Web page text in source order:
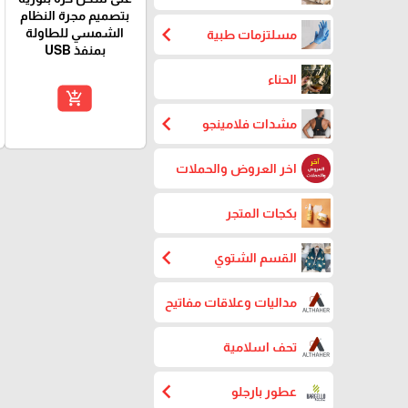
مسلتزمات طبية chevron_left
الحناء
مشدات فلامينجو chevron_left
اخر العروض والحملات
بكجات المتجر
القسم الشتوي chevron_left
مداليات وعلاقات مفاتيح
تحف اسلامية
عطور بارجلو chevron_left
بتصميم مجرة النظام
الشمسي للطاولة
بمنفذ USB
add_shopping_cart